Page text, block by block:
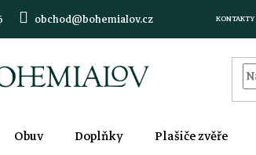
obchod@bohemialov.cz KONTAKTY
Obuv Doplňky Plašiče zvěře